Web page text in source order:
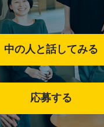
中の人と話してみる
応募する